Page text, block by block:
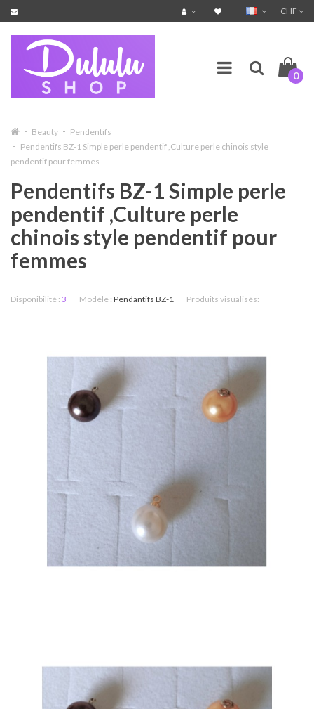
CHF
0
Beauty
Pendentifs
Pendentifs BZ-1 Simple perle pendentif ,Culture perle chinois style
pendentif pour femmes
Pendentifs BZ-1 Simple perle
pendentif ,Culture perle
chinois style pendentif pour
femmes
Disponibilité : 3 Modèle : Pendantifs BZ-1 Produits visualisés: